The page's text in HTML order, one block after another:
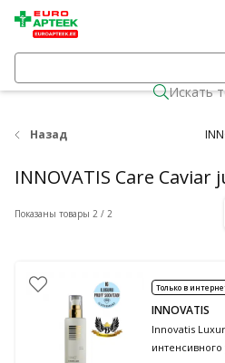
Искать
Назад
INNOVATIS Care
Показаны товары 2 / 2
Только в
INNOVATIS
Innovatis
интенсивного